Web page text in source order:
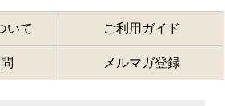
いて ご利用ガイド
メルマガ登録